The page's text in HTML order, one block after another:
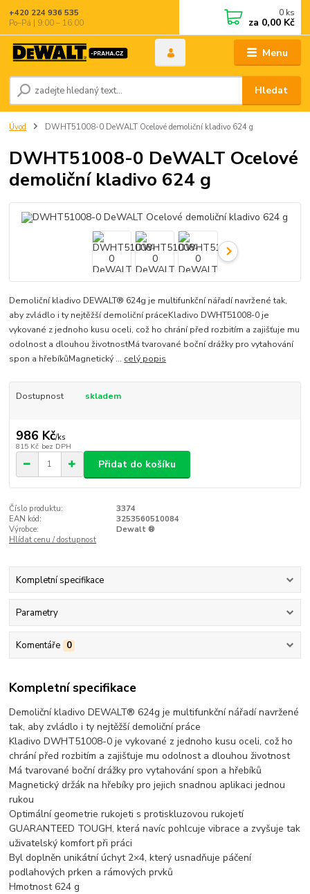
Menu
Hledat
+420 224 936 535
Po–Pá | 9:00 – 16:00
0 ks
za 0,00 Kč
Úvod DWHT51008-0 DeWALT Ocelové demoliční kladivo 624 g
DWHT51008-0 DeWALT Ocelové
demoliční kladivo 624 g
Demoliční kladivo DEWALT® 624g je multifunkční nářadí navržené tak,
aby zvládlo i ty nejtěžší demoliční práceKladivo DWHT51008-0 je
vykované z jednoho kusu oceli, což ho chrání před rozbitím a zajišťuje mu
odolnost a dlouhou životnostMá tvarované boční drážky pro vytahování
spon a hřebíkůMagnetický ... celý popis
Dostupnost skladem
986 Kč/ks
815 Kč bez DPH
Přidat do košíku
Číslo produktu:
3374
EAN kód:
3253560510084
Výrobce:
Dewalt ®
Hlídat cenu / dostupnost
Kompletní specifikace
Parametry
Komentáře 0
Kompletní specifikace
Demoliční kladivo DEWALT® 624g je multifunkční nářadí navržené
tak, aby zvládlo i ty nejtěžší demoliční práce
Kladivo DWHT51008-0 je vykované z jednoho kusu oceli, což ho
chrání před rozbitím a zajišťuje mu odolnost a dlouhou životnost
Má tvarované boční drážky pro vytahování spon a hřebíků
Magnetický držák na hřebíky pro jejich snadnou aplikaci jednou
rukou
Optimální geometrie rukojeti s protiskluzovou rukojetí
GUARANTEED TOUGH, která navíc pohlcuje vibrace a zvyšuje tak
uživatelský komfort při práci
Byl doplněn unikátní úchyt 2×4, který usnadňuje páčení
podlahových prken a rámových prvků
Hmotnost 624 g